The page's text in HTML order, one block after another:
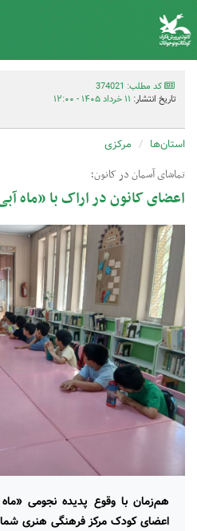
کد مطلب: 374021
تاریخ انتشار: ۱۱ خرداد ۱۴۰۵ - ۱۲:۰۰
استان‌ها مرکزی
تماشای آسمان در کانون؛
اعضای کانون در اراک با «ماه
هم‌زمان با وقوع پدیده نجومی